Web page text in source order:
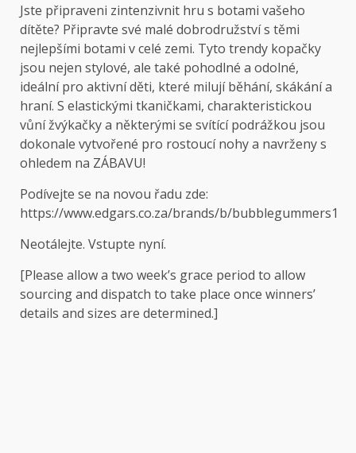
Jste připraveni zintenzivnit hru s botami vašeho
dítěte? Připravte své malé dobrodružství s těmi
nejlepšími botami v celé zemi. Tyto trendy kopačky
jsou nejen stylové, ale také pohodlné a odolné,
ideální pro aktivní děti, které milují běhání, skákání a
hraní. S elastickými tkaničkami, charakteristickou
vůní žvýkačky a některými se svítící podrážkou jsou
dokonale vytvořené pro rostoucí nohy a navrženy s
ohledem na ZÁBAVU!
Podívejte se na novou řadu zde:
https://www.edgars.co.za/brands/b/bubblegummers1
Neotálejte. Vstupte nyní.
[Please allow a two week’s grace period to allow
sourcing and dispatch to take place once winners’
details and sizes are determined.]